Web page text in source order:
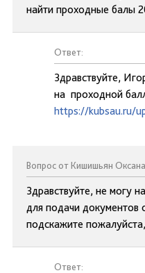
найти проходные балы
Ответ:
Здравствуйте,
на проходной
https://kubsau.ru/
Вопрос от Кишишьян
Здравствуйте, не могу
для подачи документов
подскажите
Ответ: